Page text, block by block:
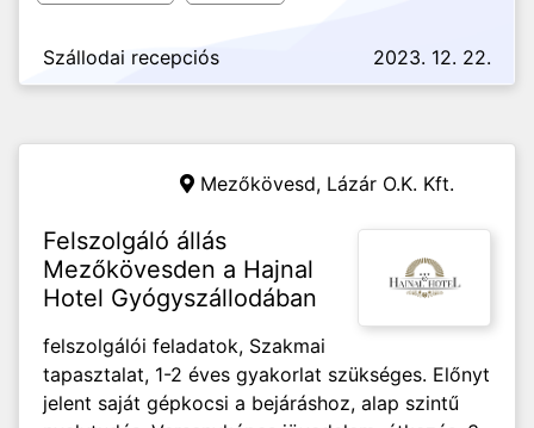
Szállodai recepciós 2023. 12. 22.
Mezőkövesd, Lázár O.K. Kft.
Felszolgáló állás
Mezőkövesden a Hajnal
Hotel Gyógyszállodában
felszolgálói feladatok, Szakmai
tapasztalat, 1-2 éves gyakorlat szükséges. Előnyt
jelent saját gépkocsi a bejáráshoz, alap szintű